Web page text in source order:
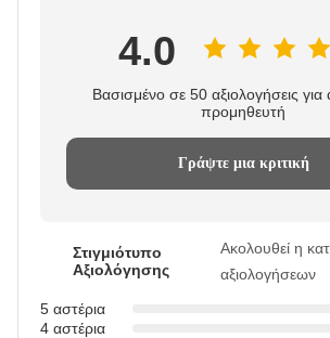
4.0
Βασισμένο σε 50 αξιολογήσεις για
προμηθευτή
Γράψτε μια κριτική
Στιγμιότυπο
Αξιολόγησης
Ακολουθεί η
αξιολογήσεων
5 αστέρια
4 αστέρια